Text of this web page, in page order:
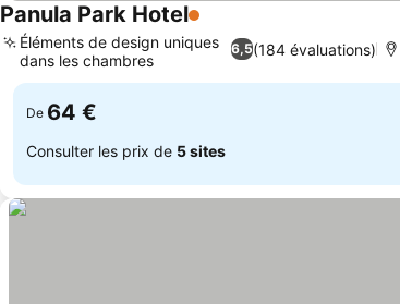
Panula Park Hotel1 Étoiles
6,5(184 évaluations)
Éléments de design uniques
dans les chambres
De 64 €
Consulter les prix de 5 sites